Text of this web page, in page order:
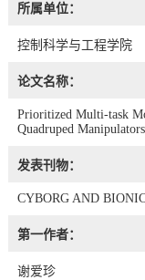
所属单位：
控制科学与工程学院
论文名称：
Prioritized Multi-task
Quadruped Manipulators
发表刊物：
CYBORG AND
第一作者：
谢爱珍